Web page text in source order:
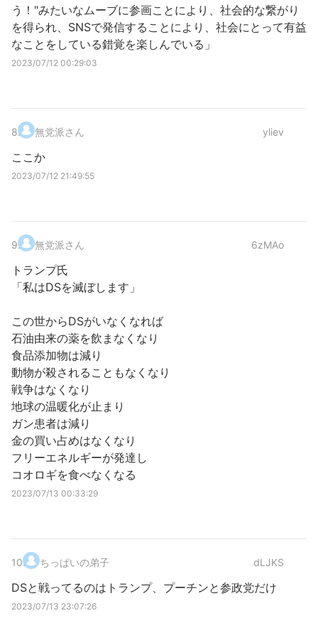
う！"みたいなムーブに参画ことにより、社会的な繋がり
を得られ、SNSで発信することにより、社会にとって有益
なことをしている錯覚を楽しんでいる」
2023/07/12 00:29:03
8. 無党派さん yliev
ここか
2023/07/12 21:49:55
9. 無党派さん 6zMAo
トランプ氏
「私はDSを滅ぼします」
この世からDSがいなくなれば
石油由来の薬を飲まなくなり
食品添加物は減り
動物が殺されることもなくなり
戦争はなくなり
地球の温暖化が止まり
ガン患者は減り
金の買い占めはなくなり
フリーエネルギーが発達し
コオロギを食べなくなる
2023/07/13 00:33:29
10. ちっぱいの弟子 dLJKS
DSと戦ってるのはトランプ、プーチンと参政党だけ
2023/07/13 23:07:26